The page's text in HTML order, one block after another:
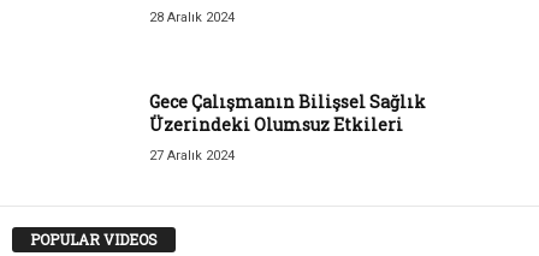
28 Aralık 2024
Gece Çalışmanın Bilişsel Sağlık
Üzerindeki Olumsuz Etkileri
27 Aralık 2024
POPULAR VIDEOS